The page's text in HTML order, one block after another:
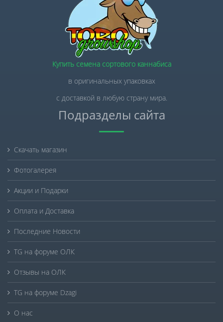
Купить семена сортового каннабиса
в оригинальных упаковках
с доставкой в любую страну мира.
Подразделы сайта
Скачать магазин
Фотогалерея
Акции и Подарки
Оплата и Доставка
Последние Новости
TG на форуме ОЛК
Отзывы на ОЛК
TG на форуме Dzagi
О нас